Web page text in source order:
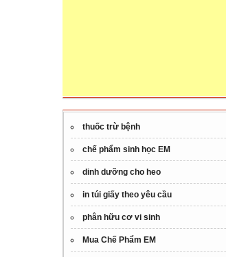
thuốc trừ bệnh
chế phẩm sinh học EM
dinh dưỡng cho heo
in túi giấy theo yêu cầu
phân hữu cơ vi sinh
Mua Chế Phẩm EM